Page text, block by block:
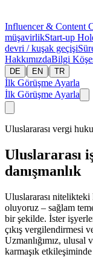
Influencer & Content
müşavirlikStart-up
devri / kuşak geçişi
HakkımızdaBilgi
DE | EN | TR
İlk Görüşme Ayarla
İlk Görüşme Ayarla
Uluslararası vergi
Uluslararası
danışmanlık
Uluslararası nitelikteki
oluyoruz – sağlam
bir şekilde. İster
çıkış vergilendirmesi
Uzmanlığımız, ulusal
karmaşık